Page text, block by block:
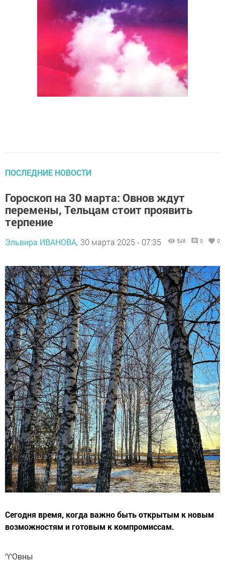
ПОСЛЕДНИЕ НОВОСТИ
Гороскоп на 30 марта: Овнов ждут
перемены, Тельцам стоит проявить
терпение
Эльвира ИВАНОВА, 30 марта 2025 - 07:35 546 0 0
Сегодня время, когда важно быть открытым к новым
возможностям и готовым к компромиссам.
♈️Овны